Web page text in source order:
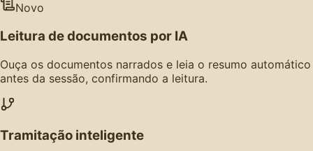
Novo
Leitura de documentos por IA
Ouça os documentos narrados e leia o resumo automático
antes da sessão, confirmando a leitura.
Tramitação inteligente